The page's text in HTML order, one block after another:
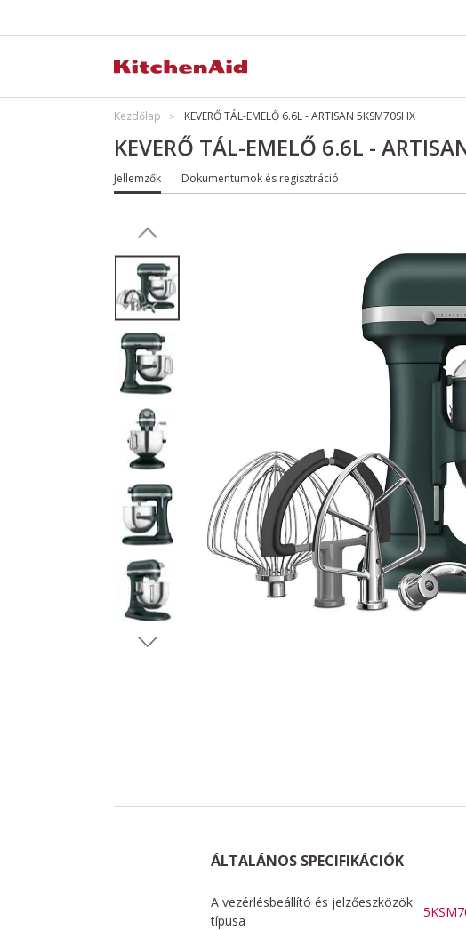
Kezdőlap KEVERŐ TÁL-EMELŐ 6.6L - ARTISAN 5KSM70SHX
KEVERŐ TÁL-EMELŐ 6.6L -
Jellemzők Dokumentumok és regisztráció
ÁLTALÁNOS SPECIFIKÁCIÓK
A vezérlésbeállító és jelzőeszközök
típusa